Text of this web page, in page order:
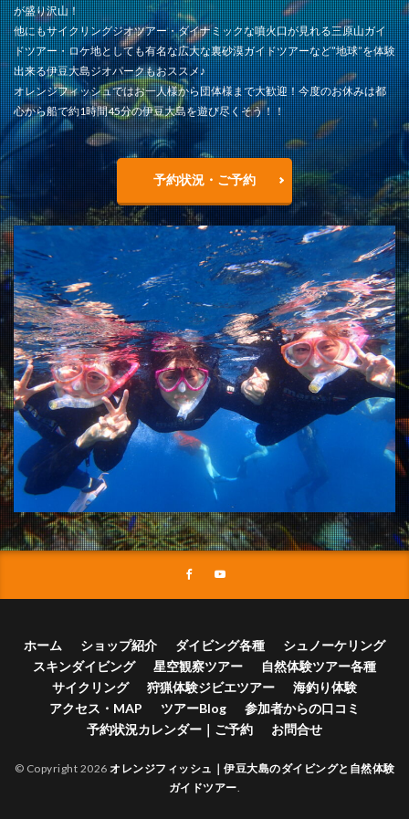
が盛り沢山！
他にもサイクリングジオツアー・ダイナミックな噴火口が見れる三原山ガイ
ドツアー・ロケ地としても有名な広大な裏砂漠ガイドツアーなど”地球”を体験
出来る伊豆大島ジオパークもおススメ♪
オレンジフィッシュではお一人様から団体様まで大歓迎！今度のお休みは都
心から船で約1時間45分の伊豆大島を遊び尽くそう！！
予約状況・ご予約
ホーム ショップ紹介 ダイビング各種
シュノーケリング
スキンダイビング
星空観察ツアー
自然体験ツアー各種
サイクリング
狩猟体験ジビエツアー
海釣り体験
アクセス・MAP
ツアーBlog
参加者からの口コミ
予約状況カレンダー｜ご予約
お問合せ
© Copyright 2026 オレンジフィッシュ｜伊豆大島のダイビングと自然体験
ガイドツアー